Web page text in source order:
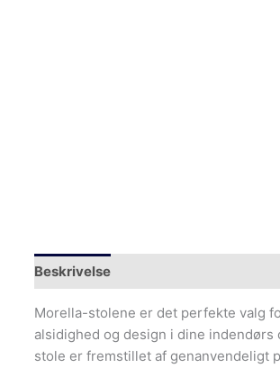
Beskrivelse
Morella-stolene er det perfekte valg
alsidighed og design i dine indendørs
stole er fremstillet af genanvendeligt